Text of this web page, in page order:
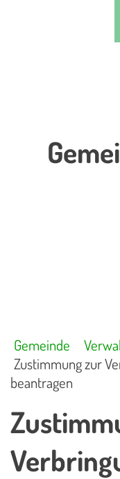
Gemeinde
Zustimmung zur
beantragen